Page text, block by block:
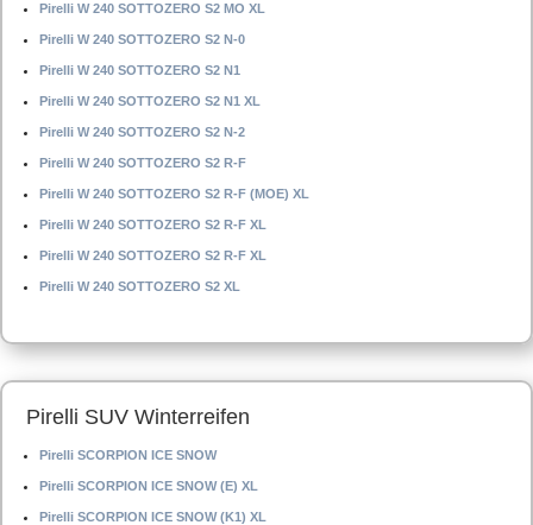
Pirelli W 240 SOTTOZERO S2 MO XL
Pirelli W 240 SOTTOZERO S2 N-0
Pirelli W 240 SOTTOZERO S2 N1
Pirelli W 240 SOTTOZERO S2 N1 XL
Pirelli W 240 SOTTOZERO S2 N-2
Pirelli W 240 SOTTOZERO S2 R-F
Pirelli W 240 SOTTOZERO S2 R-F (MOE) XL
Pirelli W 240 SOTTOZERO S2 R-F XL
Pirelli W 240 SOTTOZERO S2 R-F XL
Pirelli W 240 SOTTOZERO S2 XL
Pirelli SUV Winterreifen
Pirelli SCORPION ICE SNOW
Pirelli SCORPION ICE SNOW (E) XL
Pirelli SCORPION ICE SNOW (K1) XL